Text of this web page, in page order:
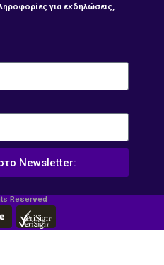
για εκδηλώσεις,
Newsletter:
Reserved